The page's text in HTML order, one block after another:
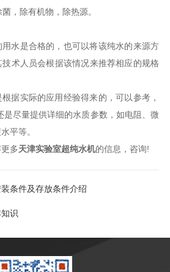
，除有机物，除热源。
是合格的，也可以将该纯水的来源方
术人员会根据该情况来推荐相应的规格
实际的应用经验得来的，可以参考，
是尽量提供详细的水质参数，如电阻、微
平等。
多天津实验室超纯水机的信息，咨询!
条件及存放条件介绍
识